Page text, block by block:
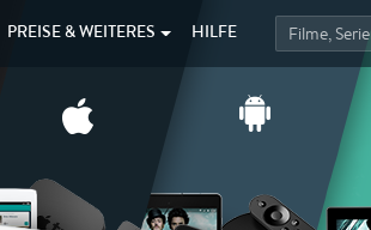
PREISE & WEITERES HILFE